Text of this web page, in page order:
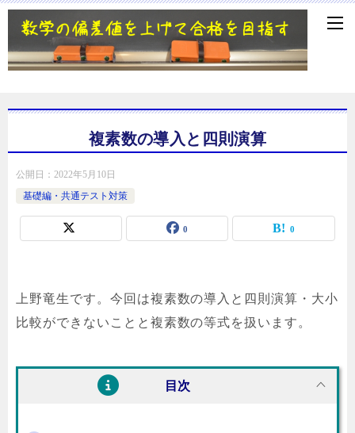
複素数の導入と四則演算
公開日： 2022年5月10日
基礎編・共通テスト対策
0 0
上野竜生です。今回は複素数の導入と四則演算・大小
比較ができないことと複素数の等式を扱います。
目次